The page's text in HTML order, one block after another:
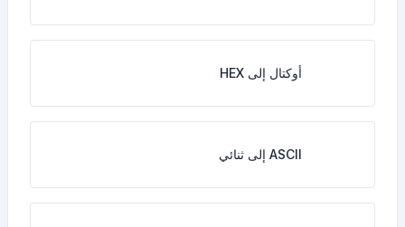
أوكتال إلى HEX
ASCII إلى ثنائي